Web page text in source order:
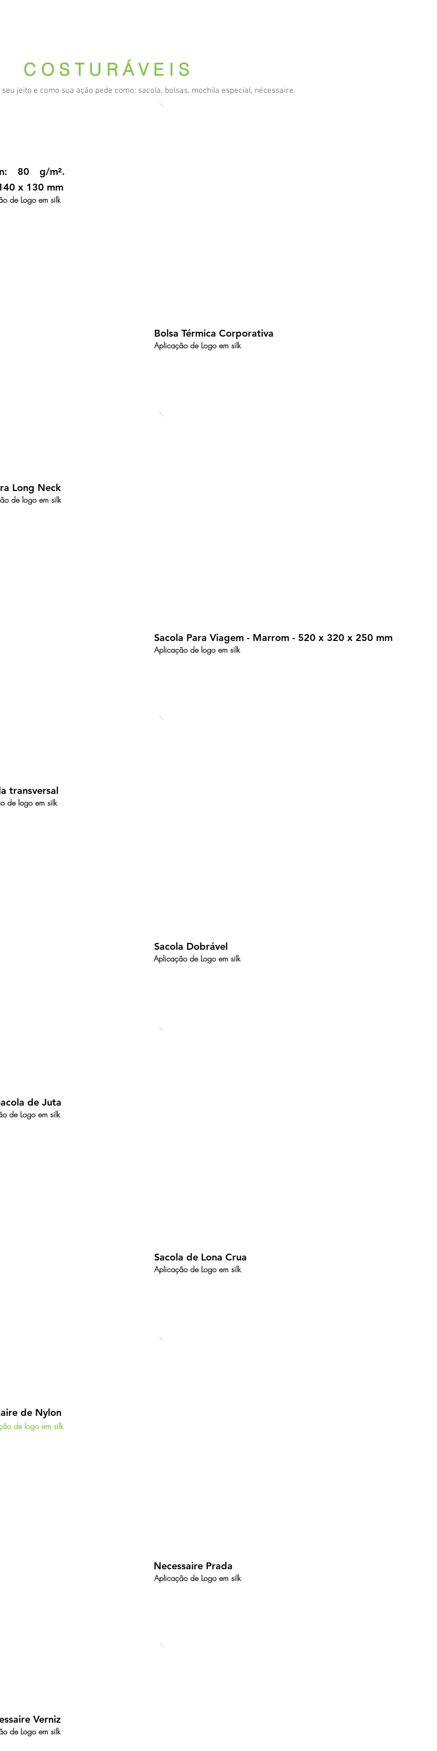
COSTURÁVEIS
jeito e como sua ação pede como; sacola, bolsas, mochila especial, nécessaire.
80 g/m².
x 130 mm
de Logo em silk
Bolsa Térmica Corporativa
Aplicação de Logo em silk
Long Neck
de logo em silk
Sacola Para Viagem - Marrom - 520 x 320 x 250 mm
Aplicação de logo em silk
transversal
de logo em silk
Sacola Dobrável
Aplicação de Logo em silk
de Juta
de Logo em silk
Sacola de Lona Crua
Aplicação de Logo em silk
de Nylon
de logo em silk
Necessaire Prada
Aplicação de Logo em silk
Verniz
de Logo em silk